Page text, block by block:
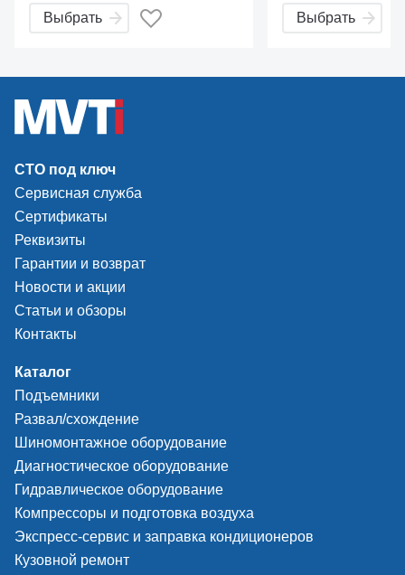
Двухскоростной стол (ручной
переключатель скорости
Выбрать
для для
монтажа и
Цилиндр отрыва
увеличенный
Выбрать
СТО под ключ
Сервисная служба
Сертификаты
Реквизиты
Гарантии и возврат
Новости и акции
Статьи и обзоры
Контакты
Каталог
Подъемники
Развал/схождение
Шиномонтажное оборудование
Диагностическое оборудование
Гидравлическое оборудование
Компрессоры и подготовка воздуха
Экспресс-сервис и заправка кондиционеров
Кузовной ремонт